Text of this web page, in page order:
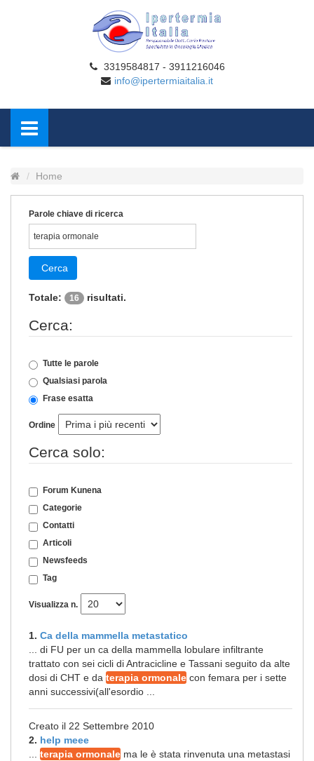
3319584817 - 3911216046
info@ipertermiaitalia.it
Home
Parole chiave di ricerca
Cerca
Totale: 16 risultati.
Cerca:
Tutte le parole
Qualsiasi parola
Frase esatta
Ordine
Cerca solo:
Forum Kunena
Categorie
Contatti
Articoli
Newsfeeds
Tag
Visualizza n.
1. Ca della mammella metastatico
... di FU per un ca della mammella lobulare infiltrante
trattato con sei cicli di Antracicline e Tassani seguito da alte
dosi di CHT e da terapia ormonale con femara per i sette
anni successivi(all'esordio ...
Creato il 22 Settembre 2010
2. help meee
terapia ormonale ma le è stata rinvenuta una metastasi